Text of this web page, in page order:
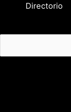
o
:
Directorio